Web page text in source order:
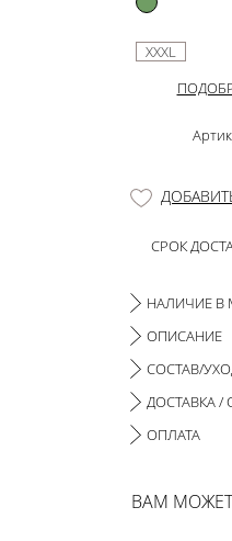
XXXL
СРОК
НАЛИЧИЕ В
ОПИСАНИЕ
СОСТАВ/
ДОСТАВКА /
ОПЛАТА
ВАМ